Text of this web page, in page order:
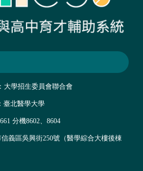
大學招生委員會聯合會
臺北醫學大學
分機8602、8604
信義區吳興街250號（醫學綜合大樓後棟